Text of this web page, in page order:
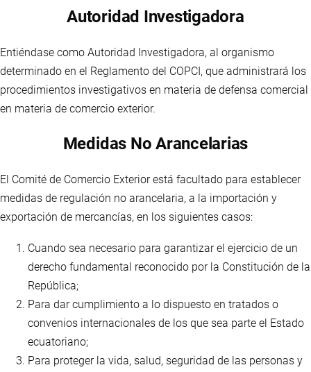
Autoridad Investigadora
Entiéndase como Autoridad Investigadora, al organismo
determinado en el Reglamento del COPCI, que administrará los
procedimientos investigativos en materia de defensa comercial
en materia de comercio exterior.
Medidas No Arancelarias
El Comité de Comercio Exterior está facultado para establecer
medidas de regulación no arancelaria, a la importación y
exportación de mercancías, en los siguientes casos:
Cuando sea necesario para garantizar el ejercicio de un
derecho fundamental reconocido por la Constitución de la
República;
Para dar cumplimiento a lo dispuesto en tratados o
convenios internacionales de los que sea parte el Estado
ecuatoriano;
Para proteger la vida, salud, seguridad de las personas y